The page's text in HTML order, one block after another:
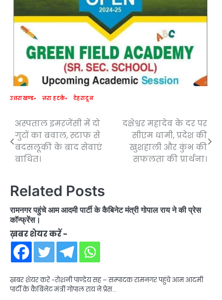
उत्तराखण्ड ज़रा हटके देहरादून
Post
navigation
अस्पताल इमरजेंसी में दो
गुटों का बवाल, स्टाफ से
बदसलूकी के बाद सेवाएं
बाधित।
दक्षेश्वर महादेव के दर पर
सीएम धामी, प्रदेश की
खुशहाली और कुंभ की
सफलता की प्रार्थना।
Related Posts
रामनगर पहुंचे आम आदमी पार्टी के कैबिनेट मंत्री गोपाल राय ने की प्रेस
कॉन्फ्रेंस।
ख़बर शेयर करें -
ख़बर शेयर करें -रोशनी पाण्डेय सह – सम्पादक रामनगर पहुंचे आम आदमी
पार्टी के कैबिनेट मंत्री गोपाल राय ने प्रेस…